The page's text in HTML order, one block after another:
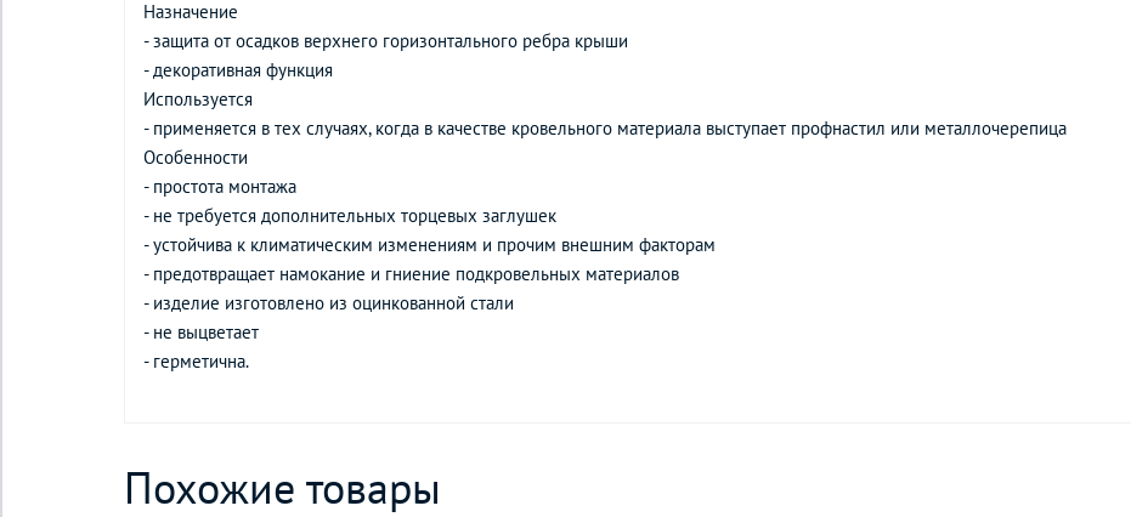
Назначение
- защита от осадков верхнего горизонтального ребра крыши
- декоративная функция
Используется
- применяется в тех случаях, когда в качестве кровельного материала выступает профнастил или металлочерепица
Особенности
- простота монтажа
- не требуется дополнительных торцевых заглушек
- устойчива к климатическим изменениям и прочим внешним факторам
- предотвращает намокание и гниение подкровельных материалов
- изделие изготовлено из оцинкованной стали
- не выцветает
- герметична.
Похожие товары